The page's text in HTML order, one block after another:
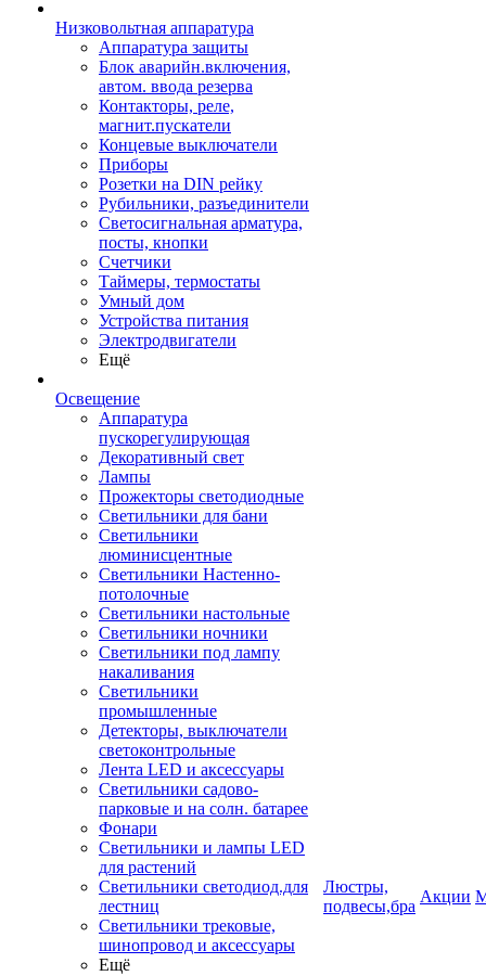
Низковольтная аппаратура
Аппаратура защиты
Блок аварийн.включения,
автом. ввода резерва
Контакторы, реле,
магнит.пускатели
Концевые выключатели
Приборы
Розетки на DIN рейку
Рубильники, разъединители
Светосигнальная арматура,
посты, кнопки
Счетчики
Таймеры, термостаты
Умный дом
Устройства питания
Электродвигатели
Ещё
Освещение
Аппаратура
пускорегулирующая
Декоративный свет
Лампы
Прожекторы светодиодные
Светильники для бани
Светильники
люминисцентные
Светильники Настенно-
потолочные
Светильники настольные
Светильники ночники
Светильники под лампу
накаливания
Светильники
промышленные
Детекторы, выключатели
светоконтрольные
Лента LED и аксессуары
Светильники садово-
парковые и на солн. батарее
Фонари
Светильники и лампы LED
для растений
Светильники светодиод.для
лестниц
Светильники трековые,
шинопровод и аксессуары
Ещё
Люстры,
подвесы,бра
Акции